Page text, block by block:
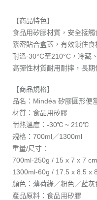
【商品特色】
食品用矽膠材質，安全接觸
緊密貼合盒蓋，有效鎖住食
耐溫-30°C至210°C，冷藏
高彈性材質耐用耐摔，長期
【商品規格】
品名：Mindéa 矽膠圓形便
材質：食品用矽膠
耐熱溫度：-30℃ ~ 210℃
規格：700ml／1300ml
重量/尺寸：
700ml-250g / 15 x 7 x 7 cm
1300ml-60g / 17.5 x 8.5 x
顏色：薄荷綠／粉色／藍灰
產品原料：食品用矽膠